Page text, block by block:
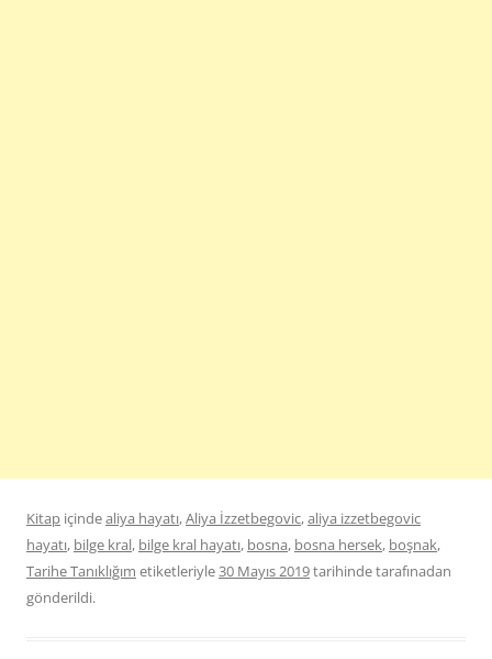
Kitap içindealiya hayatı,Aliya İzzetbegovic,aliya izzetbegovic
hayatı, bilge kral, bilge kral hayatı, bosna, bosna hersek, boşnak,
Tarihe Tanıklığım etiketleriyle30 Mayıs 2019tarihindetarafınadan
gönderildi.